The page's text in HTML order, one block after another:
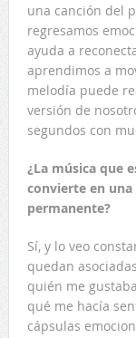
una canción del
regresamos
ayuda a
aprendimos a
melodía puede
versión de
segundos con
¿La música que
convierte en una
permanente?
Sí, y lo veo
quedan
quién me
qué me hacía
cápsulas